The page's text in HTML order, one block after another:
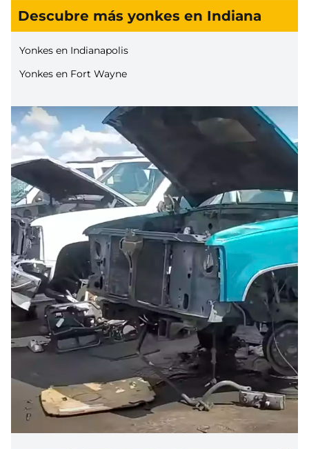
Descubre más yonkes en Indiana
Yonkes en Indianapolis
Yonkes en Fort Wayne